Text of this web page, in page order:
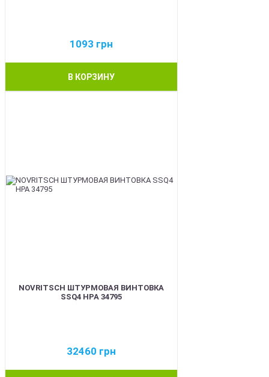
1093 грн
В КОРЗИНУ
NOVRITSCH ШТУРМОВАЯ ВИНТОВКА
SSQ4 HPA 34795
32460 грн